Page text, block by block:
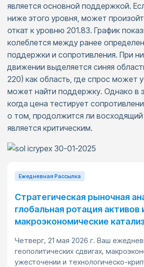
является основной поддержкой.
ниже этого уровня, может
откат к уровню 201.83. График
колеблется между ранее
поддержки и сопротивления. При
движении выделяется синяя
220) как область, где спрос может
может найти поддержку. Однако в
когда цена тестирует
о том, продолжится ли восходящий
является критическим.
Ежедневная Pассылка
Стратегическая рыночная
глобальная ротация активов
макроэкономические
Четверг, 21 мая 2026 г. Ваш
геополитических сдвигах,
ужесточении и технологическо-